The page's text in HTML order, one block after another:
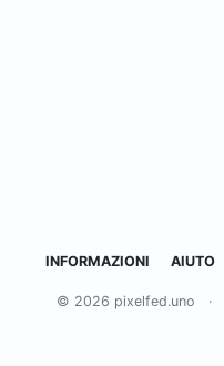
INFORMAZIONI AIUTO
© 2026 pixelfed.uno ·